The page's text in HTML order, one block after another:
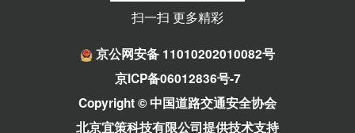
扫一扫 更多精彩
京公网安备 11010202010082号
京ICP备06012836号-7
Copyright © 中国道路交通安全协会
北京宜策科技有限公司提供技术支持